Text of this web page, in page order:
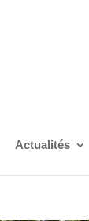
Actualités